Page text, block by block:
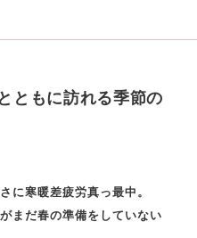
ともに訪れる季節の
に寒暖差疲労真っ最中。
まだ春の準備をしていない